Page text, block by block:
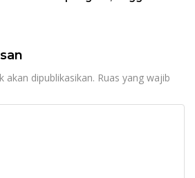
akan dipublikasikan. Ruas yang wajib